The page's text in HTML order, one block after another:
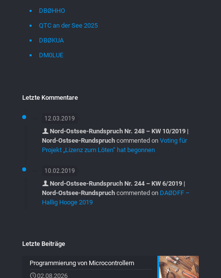
DBØHHO
QTC an der See 2025
DBØKUA
DM0LUE
Letzte Kommentare
12.03.2019
Nord-Ostsee-Rundspruch Nr. 248 – KW 10/2019 |
Nord-Ostsee-Rundspruch commented on Voting für
Projekt „Lizenz zum Löten“ hat begonnen
10.02.2019
Nord-Ostsee-Rundspruch Nr. 244 – KW 6/2019 |
Nord-Ostsee-Rundspruch commented on DAØDFF –
Hallig Hooge 2019
Letzte Beiträge
Programmierung von Microcontrollern
02.08.2026